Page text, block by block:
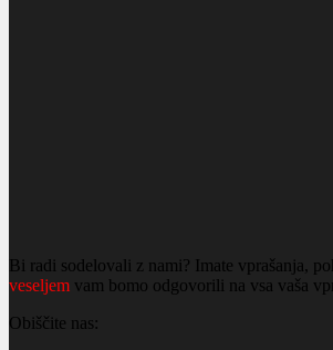
Bi radi sodelovali z nami? Imate vprašanja,
veseljem vam bomo odgovorili na vsa vaša
Obiščite nas: